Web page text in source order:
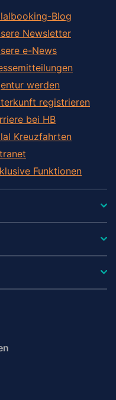
Blog
Newsletter
e-News
werden
registrieren
bei HB
Kreuzfahrten
Funktionen